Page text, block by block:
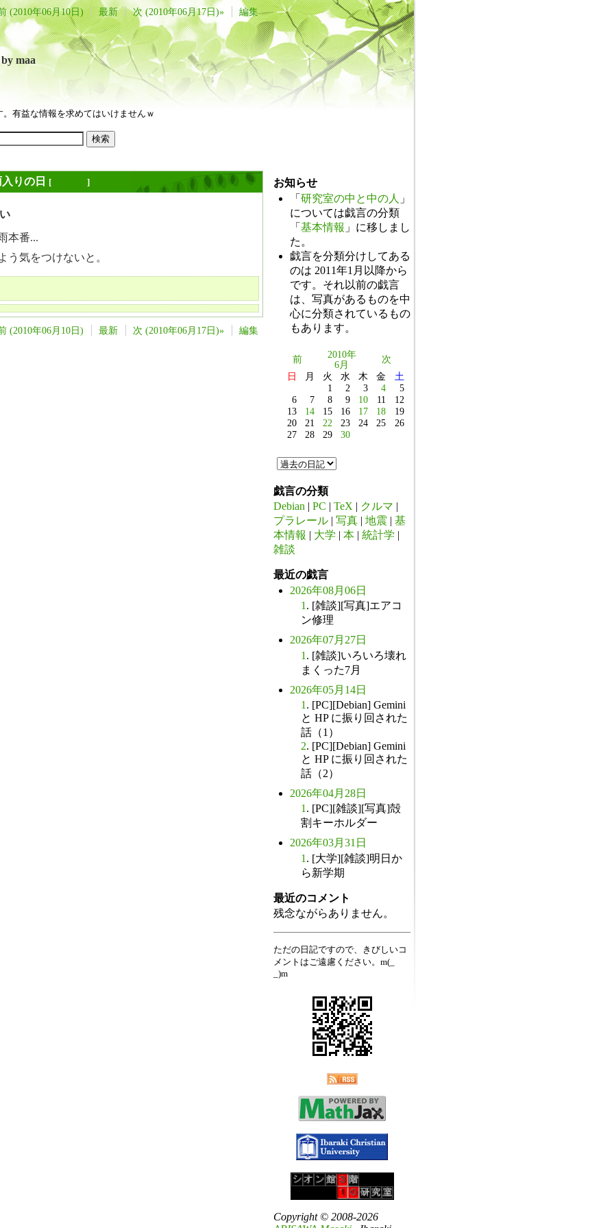
(2010年06月10日) 最新 次 (2010年06月17日)» 編集
by maa
有益な情報を求めてはいけませんｗ
りの日 [ ]
本番...
う気をつけないと。
(2010年06月10日) 最新 次 (2010年06月17日)» 編集
お知らせ
「 研究室の中と中の人 」
については戯言の分類
「 基本情報 」に移しまし
た。
戯言を分類分けしてある
のは 2011年1月以降から
です。それ以前の戯言
は、写真があるものを中
心に分類されているもの
もあります。
前
2010年
6月
次
日
月 火 水 木 金
土
1
2 3 4
5
6
7 8 9 10 11
12
13
14 15 16 17 18
19
20
21 22 23 24 25
26
27
28 29 30
戯言の分類
Debian | PC | TeX | クルマ |
プラレール | 写真 | 地震 | 基
本情報 | 大学 | 本 | 統計学 |
雑談
最近の戯言
2026年08月06日
1 . [雑談][写真]エアコ
ン修理
2026年07月27日
1 . [雑談]いろいろ壊れ
まくった7月
2026年05月14日
1 . [PC][Debian] Gemini
と HP に振り回された
話（1）
2. [PC][Debian] Gemini
と HP に振り回された
話（2）
2026年04月28日
1 . [PC][雑談][写真]殻
割キーホルダー
2026年03月31日
1 . [大学][雑談]明日か
ら新学期
最近のコメント
残念ながらありません。
ただの日記ですので、きびしいコ
メントはご遠慮ください。m(_
_)m
Copyright © 2008-2026